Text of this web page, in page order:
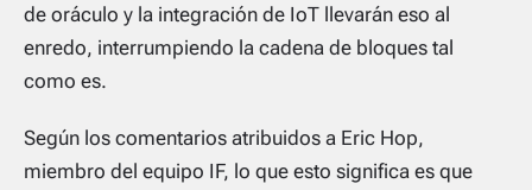
de oráculo y la integración de IoT llevarán eso al
enredo, interrumpiendo la cadena de bloques tal
como es.
Según los comentarios atribuidos a Eric Hop,
miembro del equipo IF, lo que esto significa es que